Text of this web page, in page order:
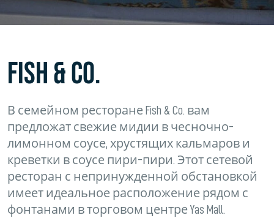
FISH & CO.
В семейном ресторане Fish & Co. вам
предложат свежие мидии в чесночно-
лимонном соусе, хрустящих кальмаров и
креветки в соусе пири-пири. Этот сетевой
ресторан с непринужденной обстановкой
имеет идеальное расположение рядом с
фонтанами в торговом центре Yas Mall.